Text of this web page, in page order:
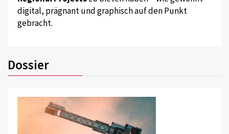
digital, prägnant und graphisch auf den Punkt
gebracht.
Dossier